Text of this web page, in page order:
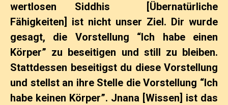
wertlosen Siddhis
[Übernatürliche
Fähigkeiten]
ist nicht unser Ziel. Dir wurde
gesagt, die Vorstellung “Ich habe einen
Körper” zu beseitigen und still zu bleiben.
Stattdessen beseitigst du diese Vorstellung
und stellst an ihre Stelle die Vorstellung “Ich
habe keinen Körper”. Jnana [Wissen] ist das